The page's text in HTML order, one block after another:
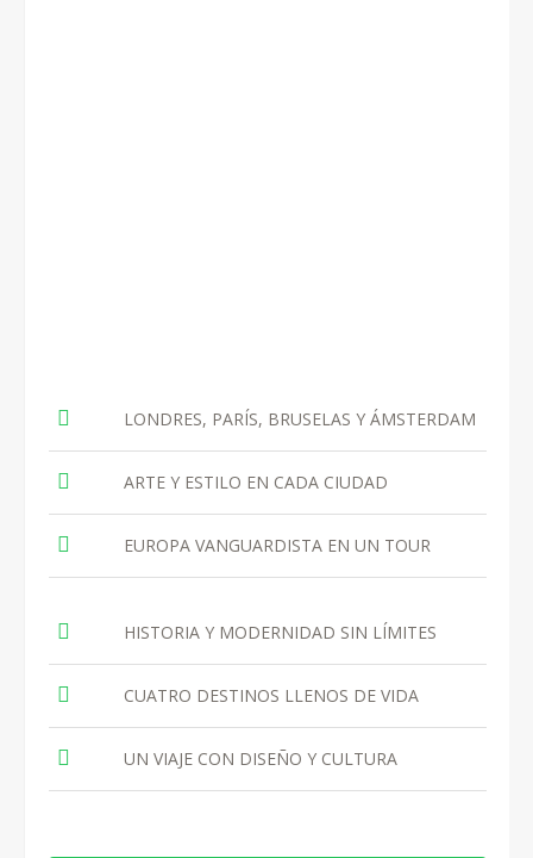
LONDRES, PARÍS, BRUSELAS Y ÁMSTERDAM
ARTE Y ESTILO EN CADA CIUDAD
EUROPA VANGUARDISTA EN UN TOUR
HISTORIA Y MODERNIDAD SIN LÍMITES
CUATRO DESTINOS LLENOS DE VIDA
UN VIAJE CON DISEÑO Y CULTURA